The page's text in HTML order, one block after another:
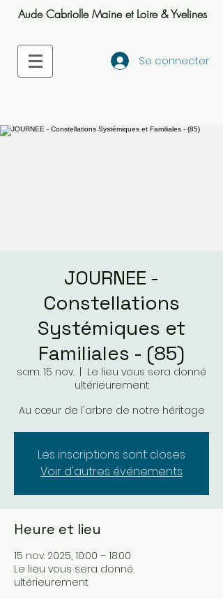
Aude Cabriolle Maine et Loire & Yvelines
Se connecter
JOURNEE -
Constellations
Systémiques et
Familiales - (85)
sam. 15 nov.
Le lieu vous sera donné
ultérieurement
Au cœur de l'arbre de notre héritage
Les inscriptions sont closes
Voir d'autres événements
Heure et lieu
15 nov. 2025, 10:00 – 18:00
Le lieu vous sera donné
ultérieurement